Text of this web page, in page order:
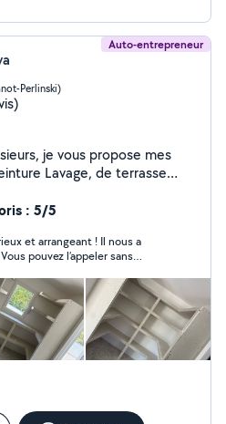
Auto-entrepreneur
Perlinski)
je vous propose mes
message ou un mail je
souhaitant à
Monsieur Da
: 5/5
et arrangeant ! Il nous a